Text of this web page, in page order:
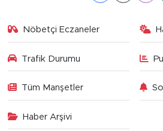
Nöbetçi Eczaneler
Trafik Durumu
Tüm Manşetler
Haber Arşivi